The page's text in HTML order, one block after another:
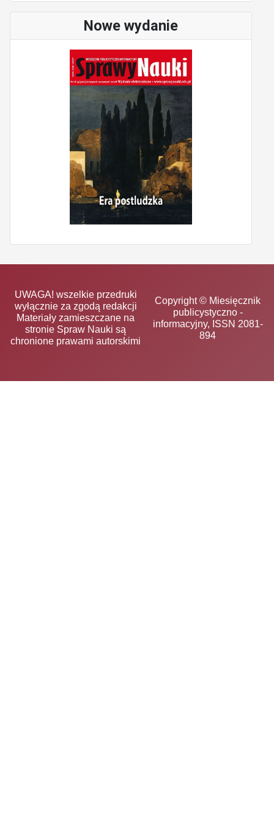
Nowe wydanie
UWAGA! wszelkie przedruki
wyłącznie za zgodą redakcji
Materiały zamieszczane na
stronie Spraw Nauki są
chronione prawami autorskimi
Copyright © Miesięcznik
publicystyczno -
informacyjny, ISSN 2081-
894